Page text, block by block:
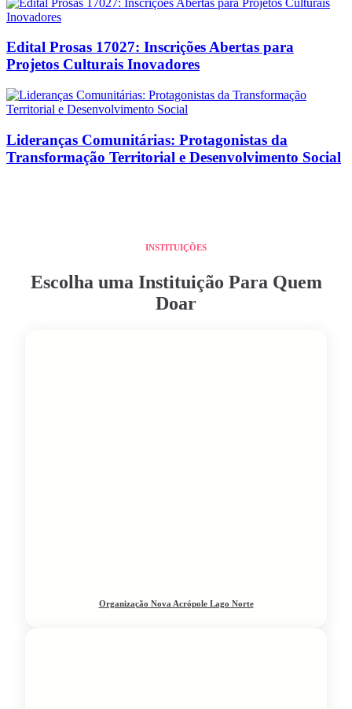
Edital Prosas 17027: Inscrições Abertas para
Projetos Culturais Inovadores
Lideranças Comunitárias: Protagonistas da
Transformação Territorial e Desenvolvimento Social
INSTITUIÇÕES
Escolha uma Instituição Para Quem
Doar
Organização Nova Acrópole Lago Norte